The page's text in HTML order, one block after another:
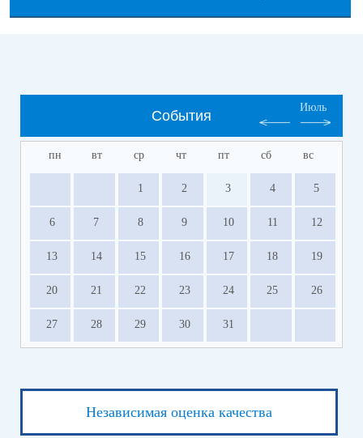
События
Июль
пн вт ср чт пт сб вс
1 2 3 4 5
6 7 8 9 10 11 12
13 14 15 16 17 18 19
20 21 22 23 24 25 26
27 28 29 30 31
Независимая оценка качества